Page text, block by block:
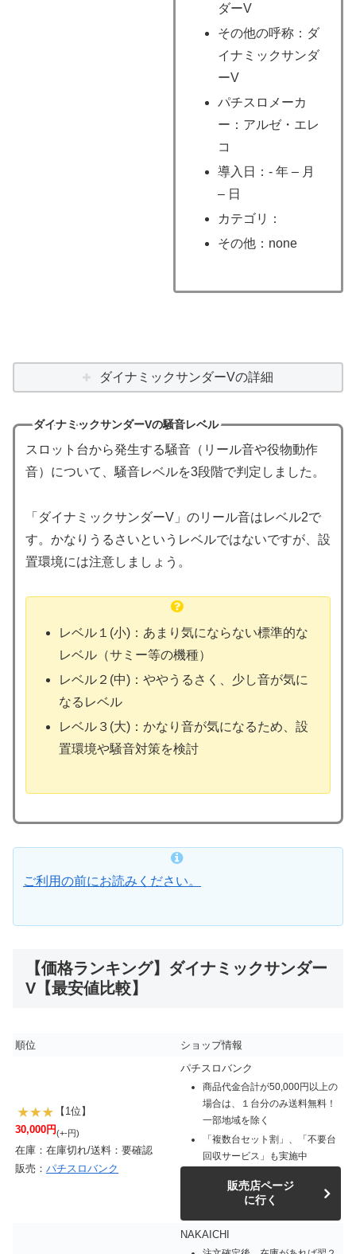
ダーV
その他の呼称：ダ
イナミックサンダ
ーV
パチスロメーカ
ー：アルゼ・エレ
コ
導入日：- 年 – 月
– 日
カテゴリ：
その他：none
ダイナミックサンダーVの詳細
ダイナミックサンダーVの騒音レベル
スロット台から発生する騒音（リール音や役物動作
音）について、騒音レベルを3段階で判定しました。
「ダイナミックサンダーV」のリール音はレベル2で
す。かなりうるさいというレベルではないですが、設
置環境には注意しましょう。
レベル１(小)：あまり気にならない標準的な
レベル（サミー等の機種）
レベル２(中)：ややうるさく、少し音が気に
なるレベル
レベル３(大)：かなり音が気になるため、設
置環境や騒音対策を検討
ご利用の前にお読みください。
【価格ランキング】ダイナミックサンダー
V【最安値比較】
順位 ショップ情報
【1位】
30,000円(+-円)
在庫：在庫切れ/送料：要確認
販売： パチスロバンク
パチスロバンク
商品代金合計が50,000円以上の
場合は、１台分のみ送料無料！
一部地域を除く
「複数台セット割」、「不要台
回収サービス」も実施中
販売店ページ
に行く
NAKAICHI